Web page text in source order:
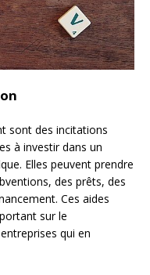
sont des incitations
à investir dans un
Elles peuvent prendre
des prêts, des
Ces aides
sur le
qui en